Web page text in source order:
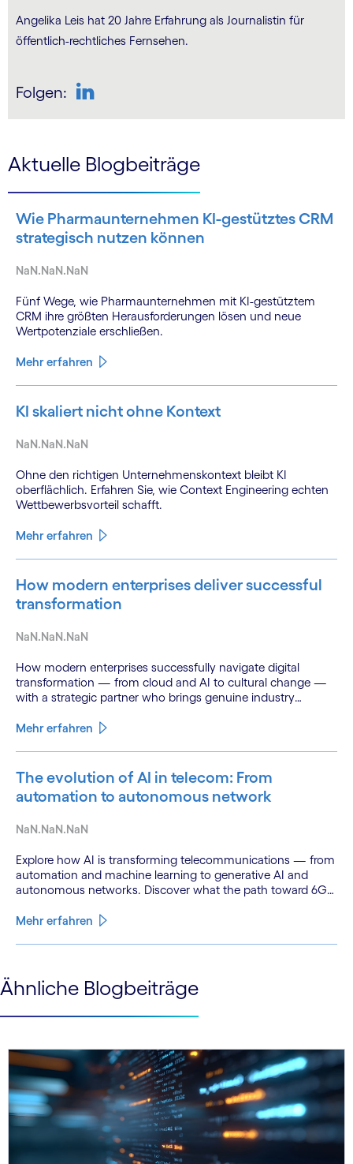
Angelika Leis hat 20 Jahre Erfahrung als Journalistin für
öffentlich-rechtliches Fernsehen.
Folgen:
Aktuelle Blogbeiträge
Wie Pharmaunternehmen KI-gestütztes CRM
strategisch nutzen können
NaN.NaN.NaN
Fünf Wege, wie Pharmaunternehmen mit KI-gestütztem
CRM ihre größten Herausforderungen lösen und neue
Wertpotenziale erschließen.
Mehr erfahren
KI skaliert nicht ohne Kontext
NaN.NaN.NaN
Ohne den richtigen Unternehmenskontext bleibt KI
oberflächlich. Erfahren Sie, wie Context Engineering echten
Wettbewerbsvorteil schafft.
Mehr erfahren
How modern enterprises deliver successful
transformation
NaN.NaN.NaN
How modern enterprises successfully navigate digital
transformation — from cloud and AI to cultural change —
with a strategic partner who brings genuine industry
Mehr erfahren
The evolution of AI in telecom: From
automation to autonomous network
NaN.NaN.NaN
Explore how AI is transforming telecommunications — from
automation and machine learning to generative AI and
autonomous networks. Discover what the path toward 6G
Mehr erfahren
See more See less
Ähnliche Blogbeiträge